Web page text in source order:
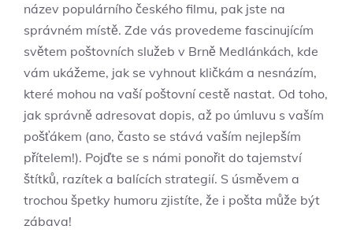
název populárního českého filmu, pak jste na
správném místě. Zde vás provedeme fascinujícím
světem poštovních služeb v Brně Medlánkách, kde
vám ukážeme, jak se vyhnout kličkám a nesnázím,
které mohou na vaší poštovní cestě nastat. Od toho,
jak správně adresovat dopis, až po úmluvu s vaším
pošťákem (ano, často se stává vaším nejlepším
přítelem!). Pojďte se s námi ponořit do tajemství
štítků, razítek a balících strategií. S úsměvem a
trochou špetky humoru zjistíte, že i pošta může být
zábava!